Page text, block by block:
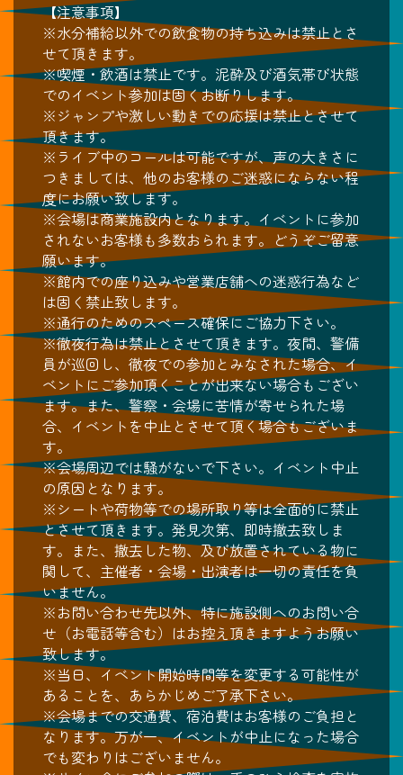
【注意事項】
※水分補給以外での飲食物の持ち込みは禁止とさ
せて頂きます。
※喫煙・飲酒は禁止です。泥酔及び酒気帯び状態
でのイベント参加は固くお断りします。
※ジャンプや激しい動きでの応援は禁止とさせて
頂きます。
※ライブ中のコールは可能ですが、声の大きさに
つきましては、他のお客様のご迷惑にならない程
度にお願い致します。
※会場は商業施設内となります。イベントに参加
されないお客様も多数おられます。どうぞご留意
願います。
※館内での座り込みや営業店舗への迷惑行為など
は固く禁止致します。
※通行のためのスペース確保にご協力下さい。
※徹夜行為は禁止とさせて頂きます。夜間、警備
員が巡回し、徹夜での参加とみなされた場合、イ
ベントにご参加頂くことが出来ない場合もござい
ます。また、警察・会場に苦情が寄せられた場
合、イベントを中止とさせて頂く場合もございま
す。
※会場周辺では騒がないで下さい。イベント中止
の原因となります。
※シートや荷物等での場所取り等は全面的に禁止
とさせて頂きます。発見次第、即時撤去致しま
す。また、撤去した物、及び放置されている物に
関して、主催者・会場・出演者は一切の責任を負
いません。
※お問い合わせ先以外、特に施設側へのお問い合
せ（お電話等含む）はお控え頂きますようお願い
致します。
※当日、イベント開始時間等を変更する可能性が
あることを、あらかじめご了承下さい。
※会場までの交通費、宿泊費はお客様のご負担と
なります。万が一、イベントが中止になった場合
でも変わりはございません。